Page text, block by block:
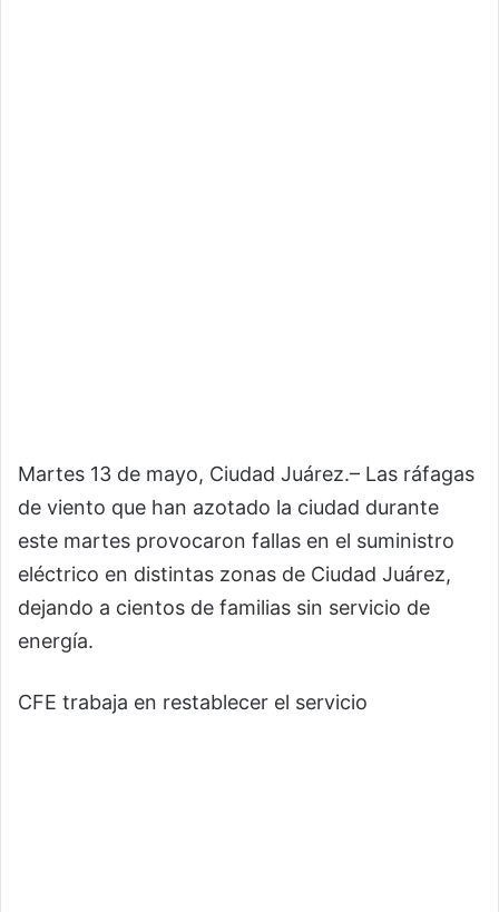
Martes 13 de mayo, Ciudad Juárez.– Las ráfagas
de viento que han azotado la ciudad durante
este martes provocaron fallas en el suministro
eléctrico en distintas zonas de Ciudad Juárez,
dejando a cientos de familias sin servicio de
energía.
CFE trabaja en restablecer el servicio